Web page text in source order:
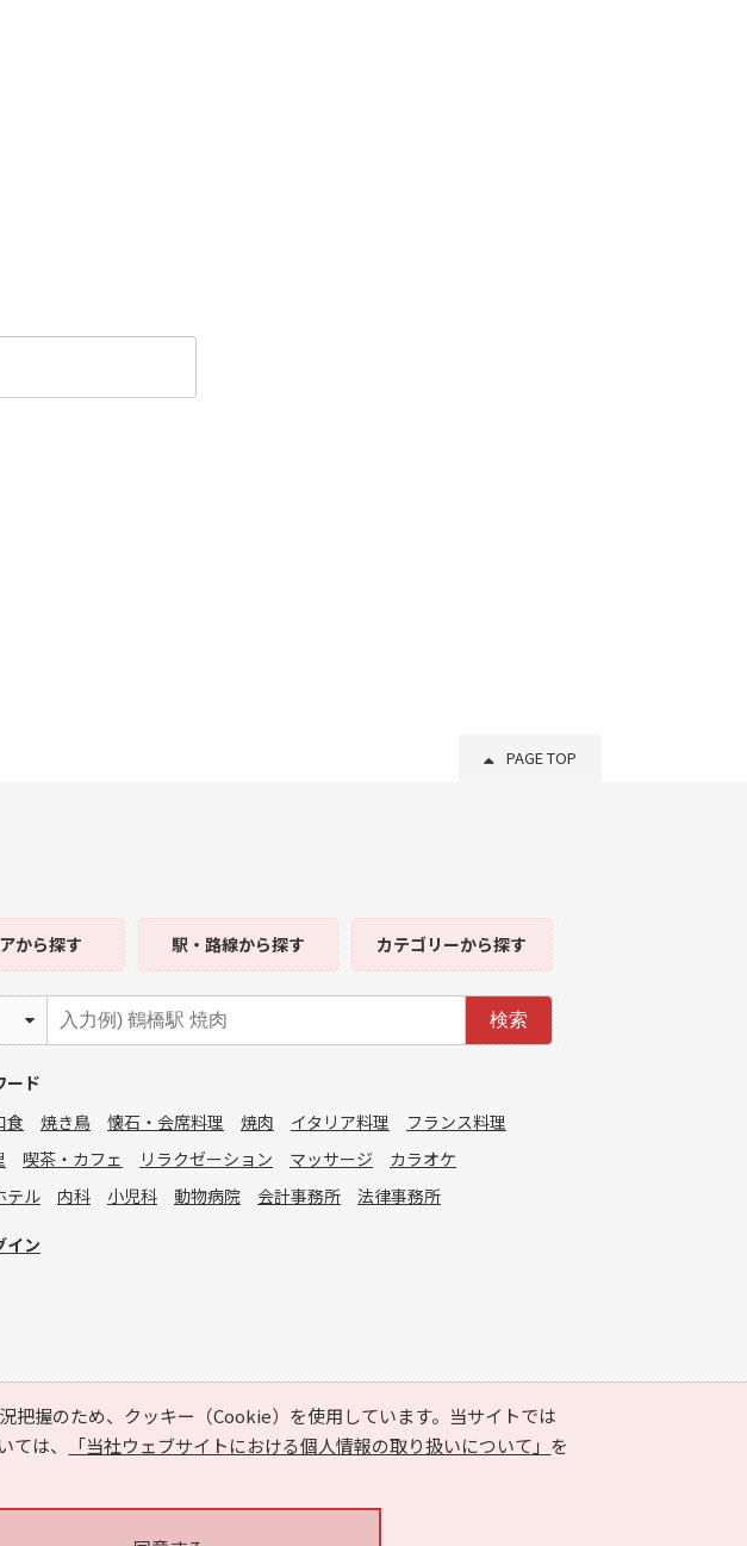
PAGE TOP
把握のため、クッキー（Cookie）を使用しています。当サイトでは
は、
「当社ウェブサイトにおける個人情報の取り扱いについて」 を
から探す 駅・路線から探す カテゴリーから探す
検索
ード
食 焼き鳥 懐石・会席料理 焼肉 イタリア料理
フランス料理
喫茶・カフェ リラクゼーション マッサージ
カラオケ
テル
内科 小児科 動物病院 会計事務所 法律事務所
イン
Reserved.